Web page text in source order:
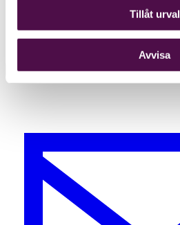
Tillåt urval
Avvisa